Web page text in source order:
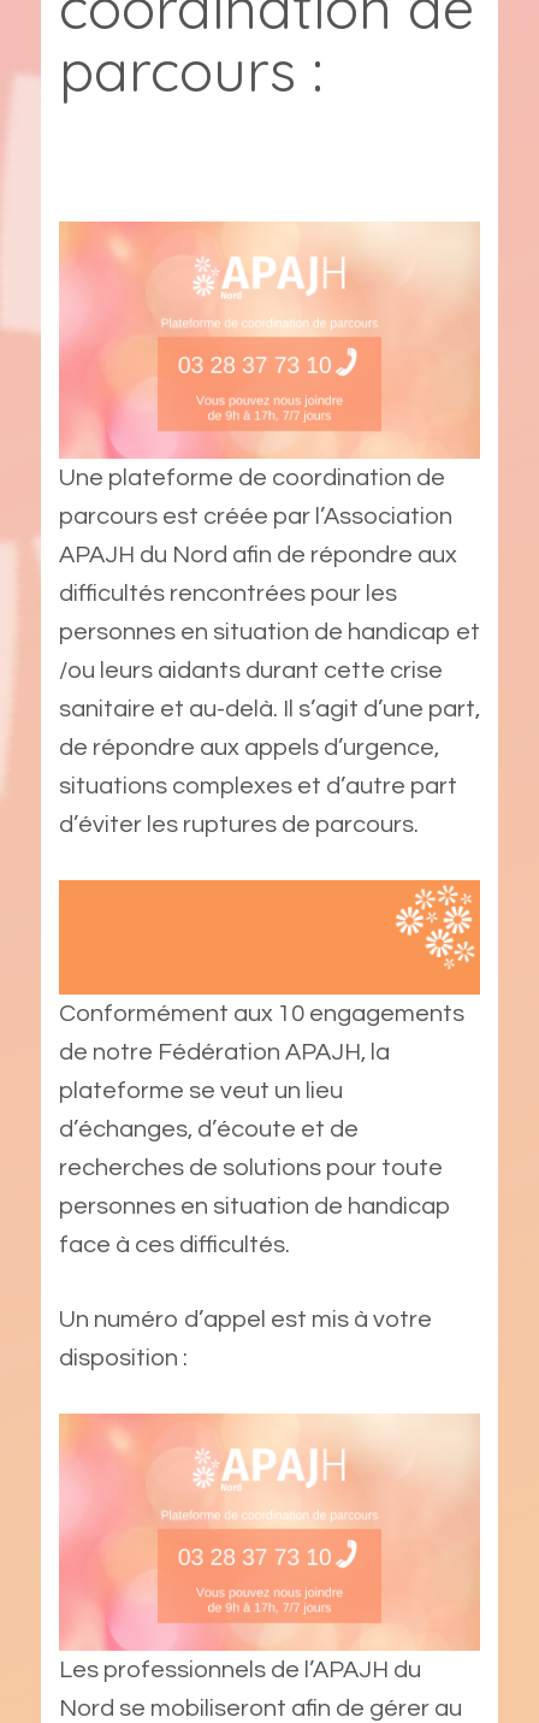
parcours :
Une plateforme de coordination de
parcours est créée par l’Association
APAJH du Nord afin de répondre aux
difficultés rencontrées pour les
personnes en situation de handicap et
/ou leurs aidants durant cette crise
sanitaire et au-delà. Il s’agit d’une part,
de répondre aux appels d’urgence,
situations complexes et d’autre part
d’éviter les ruptures de parcours.
Conformément aux 10 engagements
de notre Fédération APAJH, la
plateforme se veut un lieu
d’échanges, d’écoute et de
recherches de solutions pour toute
personnes en situation de handicap
face à ces difficultés.
Un numéro d’appel est mis à votre
disposition :
Les professionnels de l’APAJH du
Nord se mobiliseront afin de gérer au